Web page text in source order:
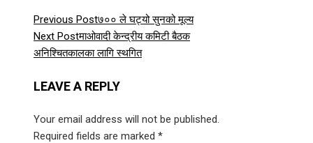
Previous Post७०० ले घट्यो सुनको मूल्य
Next Postमाओवादी केन्द्रीय कमिटी बैठक
अनिश्चितकालका लागि स्थगित
LEAVE A REPLY
Your email address will not be published.
Required fields are marked *